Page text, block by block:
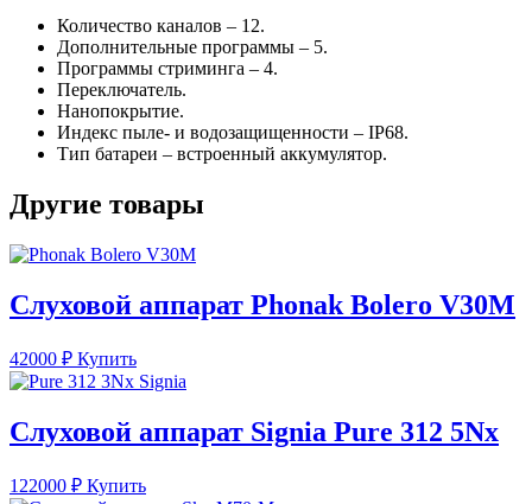
Количество каналов – 12.
Дополнительные программы – 5.
Программы стриминга – 4.
Переключатель.
Нанопокрытие.
Индекс пыле- и водозащищенности – IP68.
Тип батареи – встроенный аккумулятор.
Другие товары
Слуховой аппарат Phonak Bolero V30M
42000 ₽ Купить
Слуховой аппарат Signia Pure 312 5Nx
122000 ₽ Купить